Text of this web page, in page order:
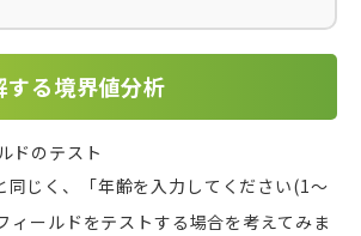
する境界値分析
ドのテスト
同じく、「年齢を入力してください(1〜
ィールドをテストする場合を考えてみま